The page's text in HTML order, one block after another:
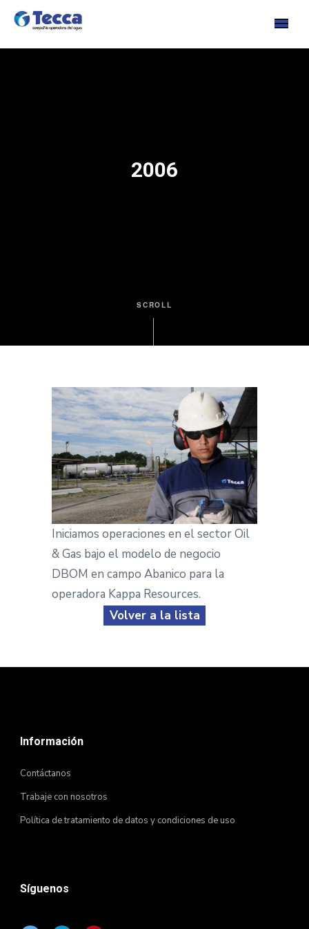
2006
SCROLL
Iniciamos operaciones en el sector Oil
& Gas bajo el modelo de negocio
DBOM en campo Abanico para la
operadora Kappa Resources.
Volver a la lista
Información
Contáctanos
Trabaje con nosotros
Política de tratamiento de datos y condiciones de uso
Síguenos